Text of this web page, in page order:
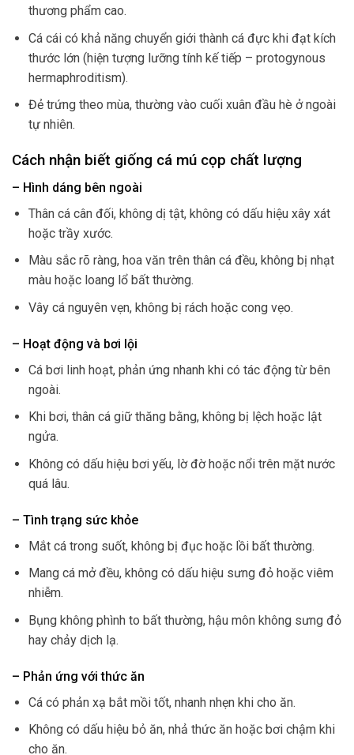
thương phẩm cao.
Cá cái có khả năng chuyển giới thành cá đực khi đạt kích
thước lớn (hiện tượng lưỡng tính kế tiếp – protogynous
hermaphroditism).
Đẻ trứng theo mùa, thường vào cuối xuân đầu hè ở ngoài
tự nhiên.
Cách nhận biết giống cá mú cọp chất lượng
– Hình dáng bên ngoài
Thân cá cân đối, không dị tật, không có dấu hiệu xây xát
hoặc trầy xước.
Màu sắc rõ ràng, hoa văn trên thân cá đều, không bị nhạt
màu hoặc loang lổ bất thường.
Vây cá nguyên vẹn, không bị rách hoặc cong vẹo.
– Hoạt động và bơi lội
Cá bơi linh hoạt, phản ứng nhanh khi có tác động từ bên
ngoài.
Khi bơi, thân cá giữ thăng bằng, không bị lệch hoặc lật
ngửa.
Không có dấu hiệu bơi yếu, lờ đờ hoặc nổi trên mặt nước
quá lâu.
– Tình trạng sức khỏe
Mắt cá trong suốt, không bị đục hoặc lồi bất thường.
Mang cá mở đều, không có dấu hiệu sưng đỏ hoặc viêm
nhiễm.
Bụng không phình to bất thường, hậu môn không sưng đỏ
hay chảy dịch lạ.
– Phản ứng với thức ăn
Cá có phản xạ bắt mồi tốt, nhanh nhẹn khi cho ăn.
Không có dấu hiệu bỏ ăn, nhả thức ăn hoặc bơi chậm khi
cho ăn.